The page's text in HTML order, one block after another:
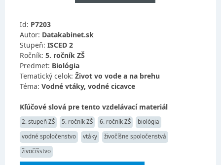
Id: P7203
Autor: Datakabinet.sk
Stupeň: ISCED 2
Ročník: 5. ročník ZŠ
Predmet: Biológia
Tematický celok: Život vo vode a na brehu
Téma: Vodné vtáky, vodné cicavce
Kľúčové slová pre tento vzdelávací materiál
2. stupeň ZŠ 5. ročník ZŠ 6. ročník ZŠ
biológia
vodné spoločenstvo
vtáky
živočíšne spoločenstvá
živočíšstvo